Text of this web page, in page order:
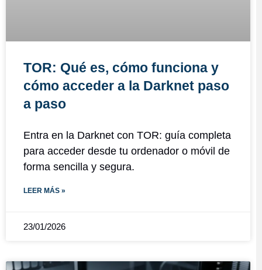
TOR: Qué es, cómo funciona y
cómo acceder a la Darknet paso
a paso
Entra en la Darknet con TOR: guía completa
para acceder desde tu ordenador o móvil de
forma sencilla y segura.
LEER MÁS »
23/01/2026